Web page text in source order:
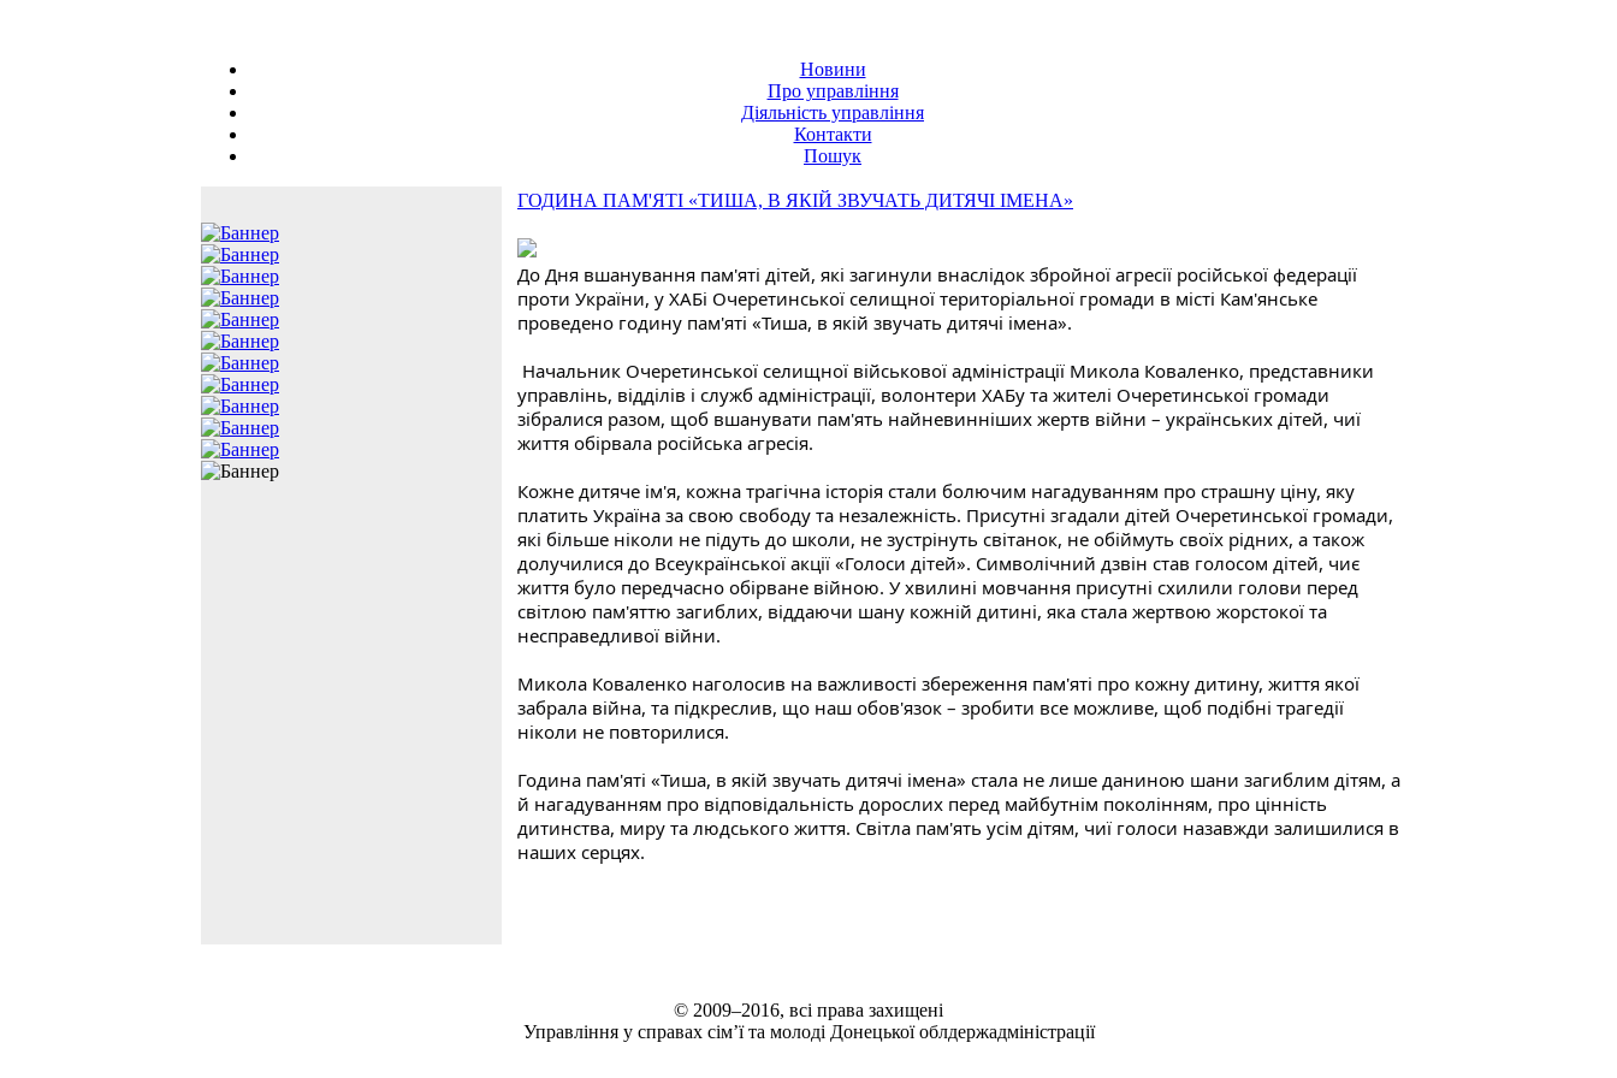
Новини
Про управління
Діяльність управління
Контакти
Пошук
ГОДИНА ПАМ'ЯТІ «ТИША, В ЯКІЙ ЗВУЧАТЬ ДИТЯЧІ ІМЕНА»
До Дня вшанування пам'яті дітей, які загинули внаслідок збройної агресії російської федерації
проти України, у ХАБі Очеретинської селищної територіальної громади в місті Кам'янське
проведено годину пам'яті «Тиша, в якій звучать дитячі імена».
Начальник Очеретинської селищної військової адміністрації Микола Коваленко, представники
управлінь, відділів і служб адміністрації, волонтери ХАБу та жителі Очеретинської громади
зібралися разом, щоб вшанувати пам'ять найневинніших жертв війни – українських дітей, чиї
життя обірвала російська агресія.
Кожне дитяче ім'я, кожна трагічна історія стали болючим нагадуванням про страшну ціну, яку
платить Україна за свою свободу та незалежність. Присутні згадали дітей Очеретинської громади,
які більше ніколи не підуть до школи, не зустрінуть світанок, не обіймуть своїх рідних, а також
долучилися до Всеукраїнської акції «Голоси дітей». Символічний дзвін став голосом дітей, чиє
життя було передчасно обірване війною. У хвилині мовчання присутні схилили голови перед
світлою пам'яттю загиблих, віддаючи шану кожній дитині, яка стала жертвою жорстокої та
несправедливої війни.
Микола Коваленко наголосив на важливості збереження пам'яті про кожну дитину, життя якої
забрала війна, та підкреслив, що наш обов'язок – зробити все можливе, щоб подібні трагедії
ніколи не повторилися.
Година пам'яті «Тиша, в якій звучать дитячі імена» стала не лише даниною шани загиблим дітям, а
й нагадуванням про відповідальність дорослих перед майбутнім поколінням, про цінність
дитинства, миру та людського життя. Світла пам'ять усім дітям, чиї голоси назавжди залишилися в
наших серцях.
© 2009–2016, всі права захищені
Управління у справах сім’ї та молоді Донецької облдержадміністрації